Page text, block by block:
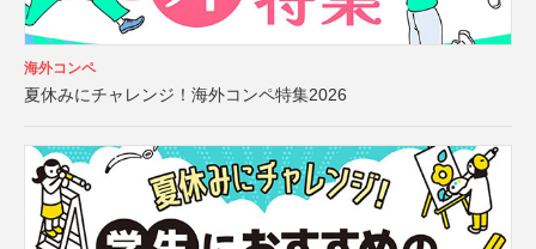
海外コンペ
夏休みにチャレンジ！海外コンペ特集2026